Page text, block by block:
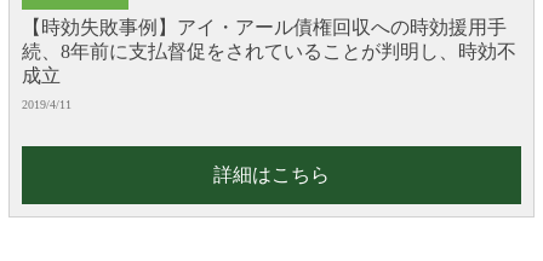
【時効失敗事例】アイ・アール債権回収への時効援用手
続、8年前に支払督促をされていることが判明し、時効不
成立
2019/4/11
詳細はこちら